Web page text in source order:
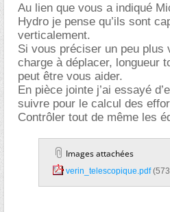
Au lien que vous a indiqué
Hydro je pense qu’ils sont
verticalement.
Si vous préciser un peu plus
charge à déplacer, longueur
peut être vous aider.
En pièce jointe j’ai essayé
suivre pour le calcul des
Contrôler tout de même les
Images attachées
verin_telescopique.pdf‎